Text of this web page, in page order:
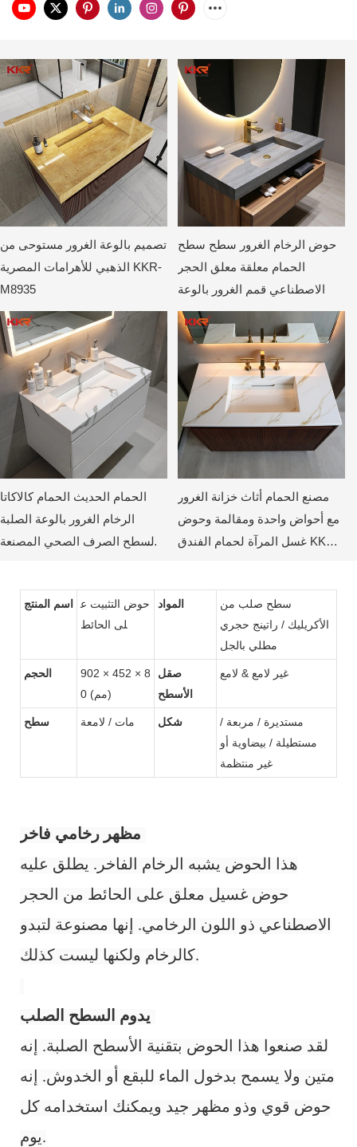
تصميم بالوعة الغرور مستوحى من
الذهبي للأهرامات المصرية KKR-
M8935
حوض الرخام الغرور سطح سطح
الحمام معلقة معلق الحجر
الاصطناعي قمم الغرور بالوعة
الحمام الحديث الحمام كالاكاتا
الرخام الغرور بالوعة الصلبة
السطح الصرف الصحي المصنعة
مصنع الحمام أثاث خزانة الغرور
مع أحواض واحدة ومقالمة وحوض
غسل المرآة لحمام الفندق KKR-
اسم المنتج
حوض التثبيت ع
لى الحائط
المواد
سطح صلب من
الأكريليك / راتينج حجري
مطلي بالجل
الحجم
902 × 452 × 8
0 (مم)
صقل
الأسطح
غير لامع & لامع
سطح مات / لامعة شكل
مستديرة / مربعة /
مستطيلة / بيضاوية أو
غير منتظمة
هذا الحوض يشبه الرخام الفاخر. يطلق عليه
حوض غسيل معلق على الحائط من الحجر
الاصطناعي ذو اللون الرخامي. إنها مصنوعة لتبدو
كالرخام ولكنها ليست كذلك.
لقد صنعوا هذا الحوض بتقنية الأسطح الصلبة. إنه
متين ولا يسمح بدخول الماء للبقع أو الخدوش. إنه
حوض قوي وذو مظهر جيد ويمكنك استخدامه كل
يوم.